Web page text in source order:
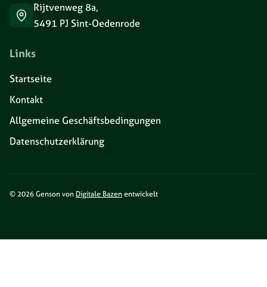
Rijtvenweg 8a,
5491 PJ Sint-Oedenrode
Links
Startseite
Kontakt
Allgemeine Geschäftsbedingungen
Datenschutzerklärung
© 2026 Genson von Digitale Bazen entwickelt